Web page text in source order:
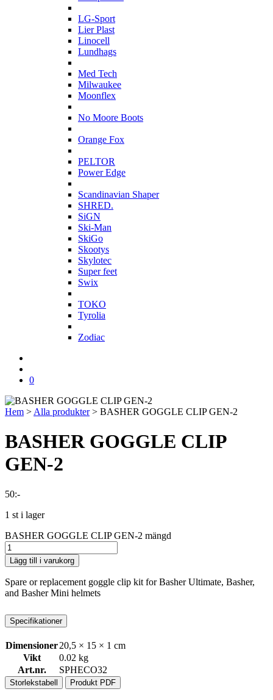
LG-Sport
Lier Plast
Linocell
Lundhags
Med Tech
Milwaukee
Moonflex
No Moore Boots
Orange Fox
PELTOR
Power Edge
Scandinavian Shaper
SHRED.
SiGN
Ski-Man
SkiGo
Skootys
Skylotec
Super feet
Swix
TOKO
Tyrolia
Zodiac
0
Hem > Alla produkter> BASHER GOGGLE CLIP GEN-2
BASHER GOGGLE CLIP
GEN-2
50:-
1 st i lager
BASHER GOGGLE CLIP GEN-2 mängd
Lägg till i varukorg
Spare or replacement goggle clip kit for Basher Ultimate, Basher,
and Basher Mini helmets
Specifikationer
Dimensioner20,5 × 15 × 1 cm
Vikt
0.02 kg
Art.nr.
SPHECO32
Storlekstabell Produkt PDF